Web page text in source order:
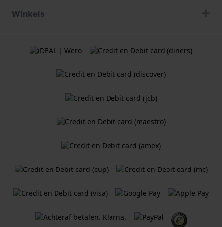
Winkels